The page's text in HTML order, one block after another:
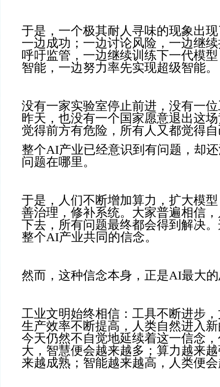
于是，一个极其耐人寻味的现象出
一边成功；一边讨论风险，一边继
呼吁监管，一边继续训练下一代模
智能，一边努力率先实现超级智能。
没有一家实验室停止前进，没有一
昨天，也没有一个国家愿意退出这
觉得前方有危险，所有人又都觉得
整个AI产业已经意识到有问题，却
问题在哪里。
于是，人们不断增加算力，扩大模
善治理，修补系统。大家普遍相信
下去，所有问题最终都会得到解决
整个AI产业共同的信念。
然而，这种信念本身，正是AI最大
工业文明始终相信：工具不断进步
生产效率不断提高，人类自然进入
今天仍然不自觉地延续着这一信念
大，智慧便会越来越多；算力越来
来越成熟；智能越来越高，人类便